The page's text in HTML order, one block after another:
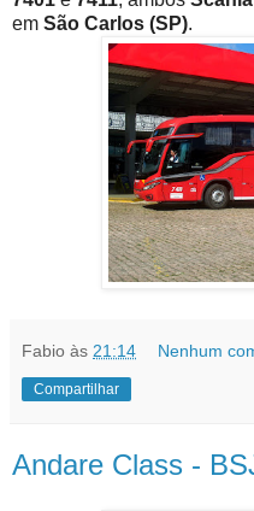
em São Carlos (SP).
Fabio às 21:14 Nenhum
Compartilhar
Andare Class -